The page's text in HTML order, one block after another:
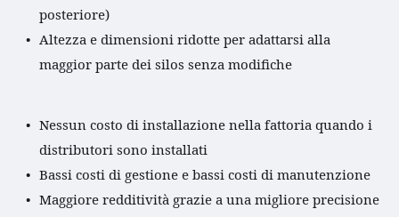
posteriore)
Altezza e dimensioni ridotte per adattarsi alla
maggior parte dei silos senza modifiche
Nessun costo di installazione nella fattoria quando i
distributori sono installati
Bassi costi di gestione e bassi costi di manutenzione
Maggiore redditività grazie a una migliore precisione